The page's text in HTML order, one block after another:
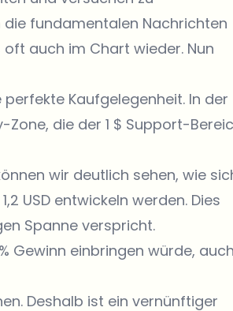
fundamentalen Nachrichten
auch im Chart wieder. Nun
Kaufgelegenheit. In der
die der 1 $ Support-
wir deutlich sehen, wie
USD entwickeln werden. Dies
Spanne verspricht.
Gewinn einbringen würde, auch
Deshalb ist ein vernünftiger